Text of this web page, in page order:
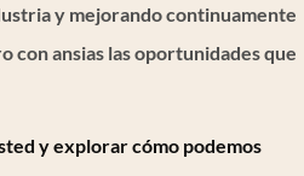
y mejorando continuamente
con ansias las oportunidades que
y explorar cómo podemos